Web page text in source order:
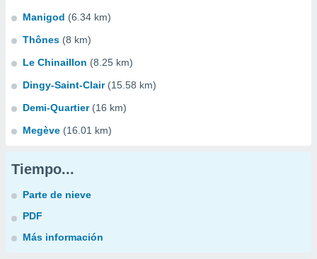
Manigod (6.34 km)
Thônes (8 km)
Le Chinaillon (8.25 km)
Dingy-Saint-Clair (15.58 km)
Demi-Quartier (16 km)
Megève (16.01 km)
Tiempo...
Parte de nieve
PDF
Más información